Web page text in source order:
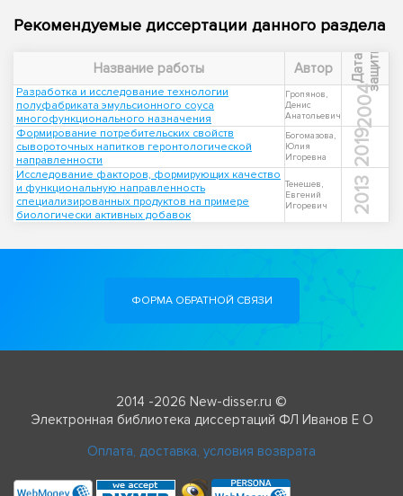
Рекомендуемые диссертации данного раздела
Название работы Автор Д
а
т
а
з
а
щ
и
т ы
Разработка и исследование технологии
полуфабриката эмульсионного соуса
многофункционального назначения
Гропянов,
Денис
Анатольевич
2004
Формирование потребительских свойств
сывороточных напитков геронтологической
направленности
Богомазова,
Юлия
Игоревна
2019
Исследование факторов, формирующих качество
и функциональную направленность
специализированных продуктов на примере
биологически активных добавок
Тенешев,
Евгений
Игоревич
2013
ФОРМА ОБРАТНОЙ СВЯЗИ
2014 -2026 New-disser.ru ©
Электронная библиотека диссертаций ФЛ Иванов Е О
Оплата, доставка, условия возврата